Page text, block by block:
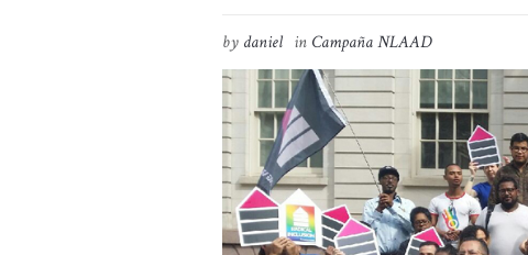
by daniel in Campaña NLAAD